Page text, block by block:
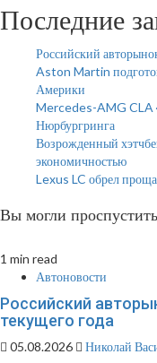
Последние
Российский
Aston Martin
Америки
Mercedes-AMG CLA
Нюрбургринга
Возрожденный
экономичностью
Lexus LC обрел
Вы могли проспустить
1 min read
Автоновости
Российский
текущего года
05.08.2026 Николай